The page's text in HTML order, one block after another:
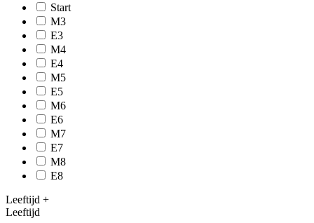
Start
M3
E3
M4
E4
M5
E5
M6
E6
M7
E7
M8
E8
Leeftijd +
Leeftijd